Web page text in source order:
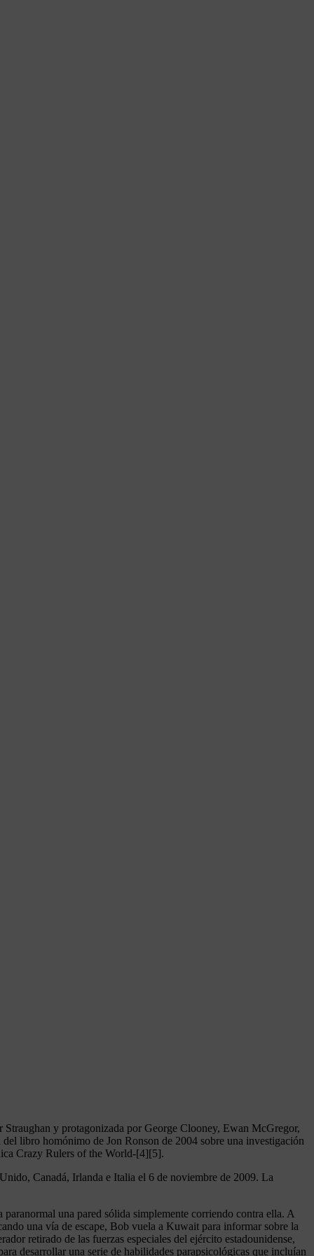
y protagonizada por George Clooney, Ewan McGregor,
libro homónimo de Jon Ronson de 2004 sobre una investigación
Crazy Rulers of the World-[4][5].
Canadá, Irlanda e Italia el 6 de noviembre de 2009. La
una pared sólida simplemente corriendo contra ella. A
una vía de escape, Bob vuela a Kuwait para informar sobre la
retirado de las fuerzas especiales del ejército estadounidense,
desarrollar una serie de habilidades parapsicológicas que incluían